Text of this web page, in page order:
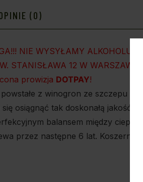
(0)
NIE WYSYŁAMY ALKOHOLU
STANISŁAWA 12 W
prowizja DOTPAY!
z winogron ze szczepu
się osiągnąć tak doskonałą jakość
balansem między
przez następne 6 lat. Koszerne.